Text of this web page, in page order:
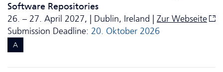
Software Repositories
26. – 27. April 2027, | Dublin, Ireland | Zur Webseite
Submission Deadline: 20. Oktober 2026
A